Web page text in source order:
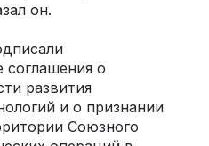
он.
соглашения о
развития
и о признании
Союзного